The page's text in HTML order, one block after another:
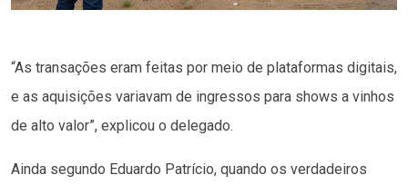
“As transações eram feitas por meio de plataformas digitais,
e as aquisições variavam de ingressos para shows a vinhos
de alto valor”, explicou o delegado.
Ainda segundo Eduardo Patrício, quando os verdadeiros